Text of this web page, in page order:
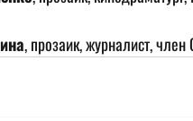
, прозаик, журналист,